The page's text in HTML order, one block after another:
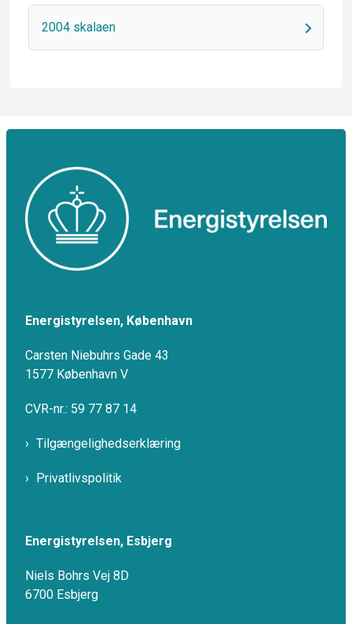
2004 skalaen
Energistyrelsen, København
Carsten Niebuhrs Gade 43
1577 København V
CVR-nr.: 59 77 87 14
Tilgængelighedserklæring
Privatlivspolitik
Energistyrelsen, Esbjerg
Niels Bohrs Vej 8D
6700 Esbjerg